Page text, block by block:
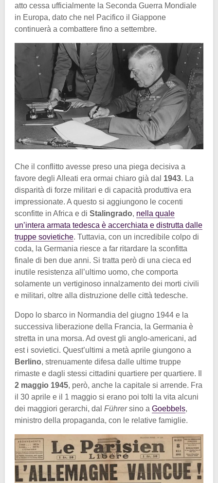
atto cessa ufficialmente la Seconda Guerra Mondiale
in Europa, dato che nel Pacifico il Giappone
continuerà a combattere fino a settembre.
Che il conflitto avesse preso una piega decisiva a
favore degli Alleati era ormai chiaro già dal 1943. La
disparità di forze militari e di capacità produttiva era
impressionate. A questo si aggiungono le cocenti
sconfitte in Africa e di Stalingrado, nella quale
un’intera armata tedesca è accerchiata e distrutta dalle
truppe sovietiche. Tuttavia, con un incredibile colpo di
coda, la Germania riesce a far ritardare la sconfitta
finale di ben due anni. Si tratta però di una cieca ed
inutile resistenza all’ultimo uomo, che comporta
solamente un vertiginoso innalzamento dei morti civili
e militari, oltre alla distruzione delle città tedesche.
Dopo lo sbarco in Normandia del giugno 1944 e la
successiva liberazione della Francia, la Germania è
stretta in una morsa. Ad ovest gli anglo-americani, ad
est i sovietici. Quest’ultimi a metà aprile giungono a
Berlino, strenuamente difesa dalle ultime truppe
rimaste e dagli stessi cittadini quartiere per quartiere. Il
2 maggio 1945, però, anche la capitale si arrende. Fra
il 30 aprile e il 1 maggio si erano poi tolti la vita alcuni
dei maggiori gerarchi, dal Führersino a Goebbels,
ministro della propaganda, con le relative famiglie.